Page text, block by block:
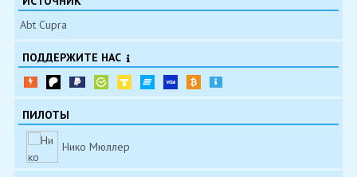
Abt Cupra
ПОДДЕРЖИТЕ НАС
ПИЛОТЫ
Нико Мюллер